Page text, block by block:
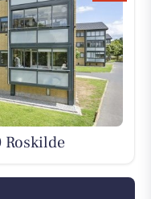
Roskilde